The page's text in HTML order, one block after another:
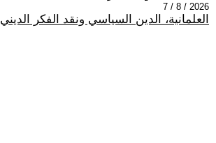
2026 / 8 / 7
العلمانية، الدين السياسي ونقد الفكر الديني